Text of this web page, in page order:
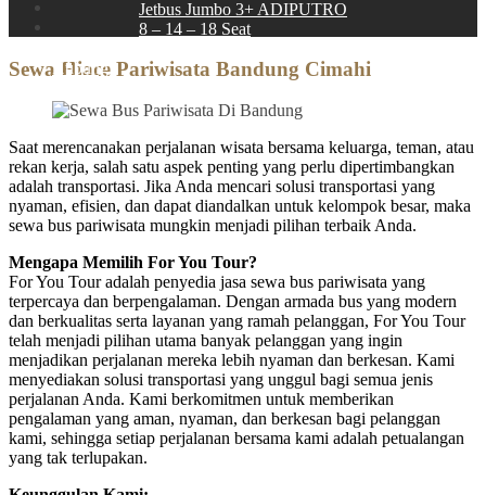
Jetbus Jumbo 3+ ADIPUTRO
8 – 14 – 18 Seat
Hubungi
Sewa Hiace Pariwisata Bandung Cimahi
Saat merencanakan perjalanan wisata bersama keluarga, teman, atau
rekan kerja, salah satu aspek penting yang perlu dipertimbangkan
adalah transportasi. Jika Anda mencari solusi transportasi yang
nyaman, efisien, dan dapat diandalkan untuk kelompok besar, maka
sewa bus pariwisata mungkin menjadi pilihan terbaik Anda.
Mengapa Memilih For You Tour?
For You Tour adalah penyedia jasa sewa bus pariwisata yang
terpercaya dan berpengalaman. Dengan armada bus yang modern
dan berkualitas serta layanan yang ramah pelanggan, For You Tour
telah menjadi pilihan utama banyak pelanggan yang ingin
menjadikan perjalanan mereka lebih nyaman dan berkesan. Kami
menyediakan solusi transportasi yang unggul bagi semua jenis
perjalanan Anda. Kami berkomitmen untuk memberikan
pengalaman yang aman, nyaman, dan berkesan bagi pelanggan
kami, sehingga setiap perjalanan bersama kami adalah petualangan
yang tak terlupakan.